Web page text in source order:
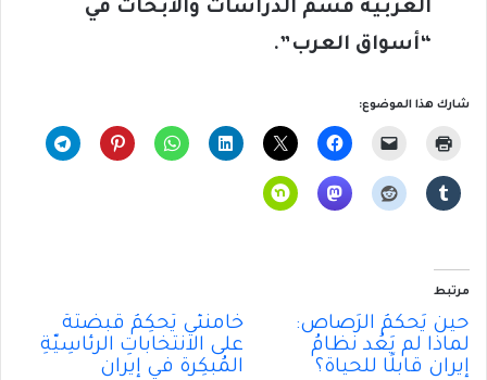
العربية قسم الدراسات والأبحاث في
“أسواق العرب”.
شارك هذا الموضوع:
مرتبط
حينَ يَحكُمُ الرَصاص:
لماذا لم يَعُد نظامُ
إيران قابلًا للحياة؟
خامنئي يُحكِمُ قَبضَتَهُ
على الانتخاباتِ الرئاسِيّةِ
المُبكِرة في إيران